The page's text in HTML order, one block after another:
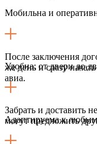
Мобильна и
После заключения
же день и сразу
авиа.
Удобна: от двери до
Забрать и доставить
могут предложить
Адаптируема к